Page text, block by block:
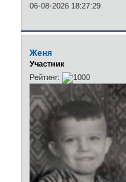
06-08-2026 18:27:29
Женя
Участник
Рейтинг: